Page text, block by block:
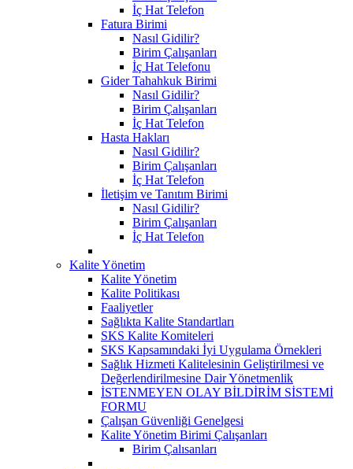
İç Hat Telefon
Fatura Birimi
Nasıl Gidilir?
Birim Çalışanları
İç Hat Telefonu
Gider Tahahkuk Birimi
Nasıl Gidilir?
Birim Çalışanları
İç Hat Telefon
Hasta Hakları
Nasıl Gidilir?
Birim Çalışanları
İç Hat Telefon
İletişim ve Tanıtım Birimi
Nasıl Gidilir?
Birim Çalışanları
İç Hat Telefon
Kalite Yönetim
Kalite Yönetim
Kalite Politikası
Faaliyetler
Sağlıkta Kalite Standartları
SKS Kalite Komiteleri
SKS Kapsamındaki İyi Uygulama Örnekleri
Sağlık Hizmeti Kalitelesinin Geliştirilmesi ve
Değerlendirilmesine Dair Yönetmenlik
İSTENMEYEN OLAY BİLDİRİM SİSTEMİ
FORMU
Çalışan Güvenliği Genelgesi
Kalite Yönetim Birimi Çalışanları
Birim Çalısanları